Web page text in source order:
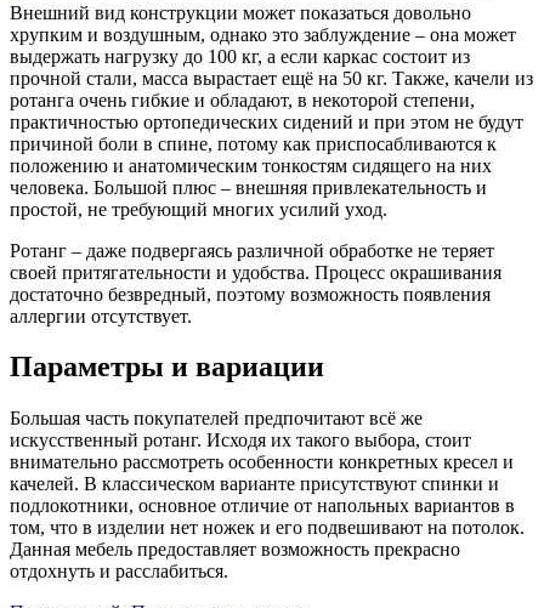
Внешний вид конструкции может показаться довольно
хрупким и воздушным, однако это заблуждение – она может
выдержать нагрузку до 100 кг, а если каркас состоит из
прочной стали, масса вырастает ещё на 50 кг. Также, качели из
ротанга очень гибкие и обладают, в некоторой степени,
практичностью ортопедических сидений и при этом не будут
причиной боли в спине, потому как приспосабливаются к
положению и анатомическим тонкостям сидящего на них
человека. Большой плюс – внешняя привлекательность и
простой, не требующий многих усилий уход.
Ротанг – даже подвергаясь различной обработке не теряет
своей притягательности и удобства. Процесс окрашивания
достаточно безвредный, поэтому возможность появления
аллергии отсутствует.
Параметры и вариации
Большая часть покупателей предпочитают всё же
искусственный ротанг. Исходя их такого выбора, стоит
внимательно рассмотреть особенности конкретных кресел и
качелей. В классическом варианте присутствуют спинки и
подлокотники, основное отличие от напольных вариантов в
том, что в изделии нет ножек и его подвешивают на потолок.
Данная мебель предоставляет возможность прекрасно
отдохнуть и расслабиться.